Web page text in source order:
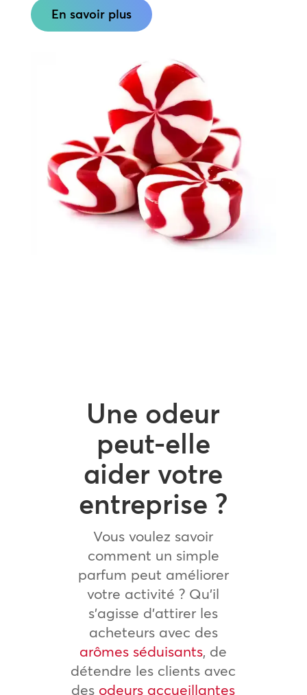
En savoir plus
Une odeur
peut-elle
aider votre
entreprise ?
Vous voulez savoir
comment un simple
parfum peut améliorer
votre activité ? Qu’il
s’agisse d’attirer les
acheteurs avec des
arômes séduisants, de
détendre les clients avec
des odeurs accueillantes